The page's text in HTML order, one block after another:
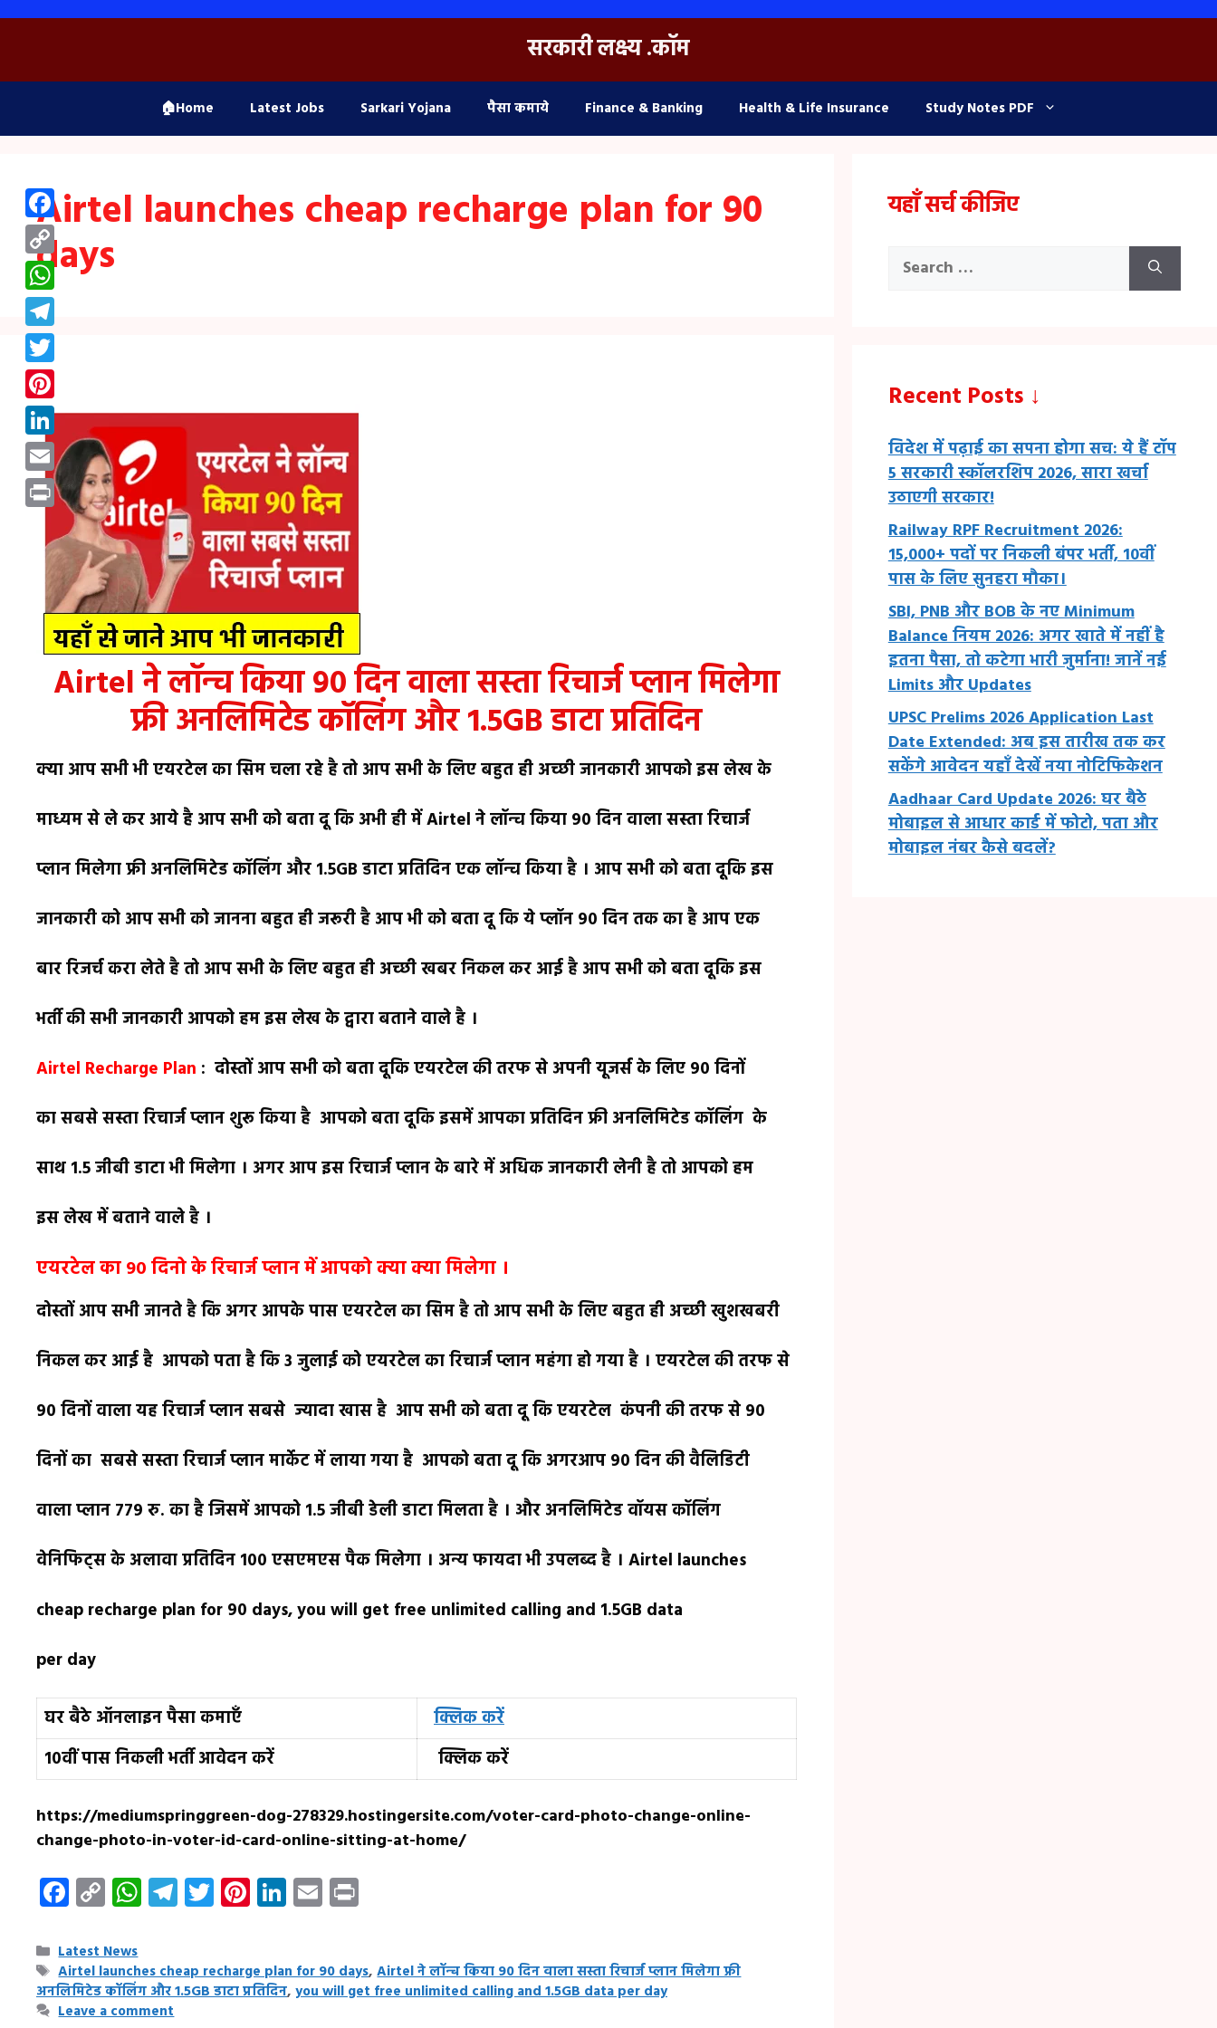
Skip
सरकारी लक्ष्य .कॉम
🏠Home Latest Jobs Sarkari Yojana पैसा कमाये Finance & Banking Health & Life Insurance Study Notes PDF
Airtel launches cheap recharge plan for 90
days
Airtel ने लॉन्च किया 90 दिन वाला सस्ता रिचार्ज प्लान मिलेगा
फ्री अनलिमिटेड कॉलिंग और 1.5GB डाटा प्रतिदिन
क्या आप सभी भी एयरटेल का सिम चला रहे है तो आप सभी के लिए बहुत ही अच्छी जानकारी आपको इस लेख के
माध्यम से ले कर आये है आप सभी को बता दू कि अभी ही में Airtel ने लॉन्च किया 90 दिन वाला सस्ता रिचार्ज
प्लान मिलेगा फ्री अनलिमिटेड कॉलिंग और 1.5GB डाटा प्रतिदिन एक लॉन्च किया है । आप सभी को बता दूकि इस
जानकारी को आप सभी को जानना बहुत ही जरूरी है आप भी को बता दू कि ये प्लॉन 90 दिन तक का है आप एक
बार रिजर्च करा लेते है तो आप सभी के लिए बहुत ही अच्छी खबर निकल कर आई है आप सभी को बता दूकि इस
भर्ती की सभी जानकारी आपको हम इस लेख के द्वारा बताने वाले है ।
Airtel Recharge Plan : दोस्तों आप सभी को बता दूकि एयरटेल की तरफ से अपनी यूजर्स के लिए 90 दिनों
का सबसे सस्ता रिचार्ज प्लान शुरू किया है आपको बता दूकि इसमें आपका प्रतिदिन फ्री अनलिमिटेड कॉलिंग के
साथ 1.5 जीबी डाटा भी मिलेगा । अगर आप इस रिचार्ज प्लान के बारे में अधिक जानकारी लेनी है तो आपको हम
इस लेख में बताने वाले है ।
एयरटेल का 90 दिनो के रिचार्ज प्लान में आपको क्या क्या मिलेगा ।
दोस्तों आप सभी जानते है कि अगर आपके पास एयरटेल का सिम है तो आप सभी के लिए बहुत ही अच्छी खुशखबरी
निकल कर आई है आपको पता है कि 3 जुलाई को एयरटेल का रिचार्ज प्लान महंगा हो गया है । एयरटेल की तरफ से
90 दिनों वाला यह रिचार्ज प्लान सबसे ज्यादा खास है आप सभी को बता दू कि एयरटेल कंपनी की तरफ से 90
दिनों का सबसे सस्ता रिचार्ज प्लान मार्केट में लाया गया है आपको बता दू कि अगरआप 90 दिन की वैलिडिटी
वाला प्लान 779 रु. का है जिसमें आपको 1.5 जीबी डेली डाटा मिलता है । और अनलिमिटेड वॉयस कॉलिंग
वेनिफिट्स के अलावा प्रतिदिन 100 एसएमएस पैक मिलेगा । अन्य फायदा भी उपलब्द है । Airtel launches
cheap recharge plan for 90 days, you will get free unlimited calling and 1.5GB data
per day
घर बैठे ऑनलाइन पैसा कमाएँ
क्लिक करें
10वीं पास निकली भर्ती आवेदन करें
क्लिक करें
https://mediumspringgreen-dog-278329.hostingersite.com/voter-card-photo-change-online-
change-photo-in-voter-id-card-online-sitting-at-home/
F
ac
e
b
o
C
o
p
y
Li
W
h
s
A
T
el
gr
a
T
w
te
r
Pi
nt
es
t
Li
n
e
dI
E
m
l
Categories
Latest News
Tags
Airtel launches cheap recharge plan for 90 days,Airtel ने लॉन्च किया 90 दिन वाला सस्ता रिचार्ज प्लान मिलेगा फ्री
अनलिमिटेड कॉलिंग और 1.5GB डाटा प्रतिदिन, you will get free unlimited calling and 1.5GB data per day
Leave a comment
यहाँ सर्च कीजिए
Search
Recent Posts ↓
विदेश में पढ़ाई का सपना होगा सच: ये हैं टॉप
5 सरकारी स्कॉलरशिप 2026, सारा खर्चा
उठाएगी सरकार!
Railway RPF Recruitment 2026:
15,000+ पदों पर निकली बंपर भर्ती, 10वीं
पास के लिए सुनहरा मौका।
SBI, PNB और BOB के नए Minimum
Balance नियम 2026: अगर खाते में नहीं है
इतना पैसा, तो कटेगा भारी जुर्माना! जानें नई
Limits और Updates
UPSC Prelims 2026 Application Last
Date Extended: अब इस तारीख तक कर
सकेंगे आवेदन यहाँ देखें नया नोटिफिकेशन
Aadhaar Card Update 2026: घर बैठे
मोबाइल से आधार कार्ड में फोटो, पता और
मोबाइल नंबर कैसे बदलें?
Facebook
Copy
Link
WhatsApp
Telegram
Twitter
Pinterest
LinkedIn
Email